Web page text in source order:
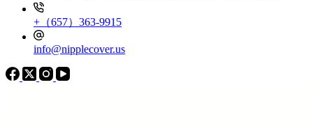
+（657）363-9915
info@nipplecover.us